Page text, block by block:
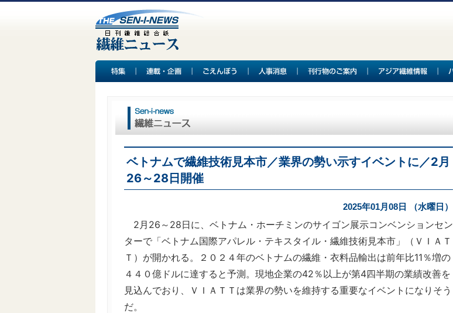
ベトナムで繊維技術見本市／業界の勢い示すイベントに／2月
26～28日開催
2025年01月08日 （水曜日）
2月26～28日に、ベトナム・ホーチミンのサイゴン展示コンベンションセン
ターで「ベトナム国際アパレル・テキスタイル・繊維技術見本市」（ＶＩＡＴ
Ｔ）が開かれる。２０２４年のベトナムの繊維・衣料品輸出は前年比11％増の
４４０億ドルに達すると予測。現地企業の42％以上が第4四半期の業績改善を
見込んでおり、ＶＩＡＴＴは業界の勢いを維持する重要なイベントになりそう
だ。